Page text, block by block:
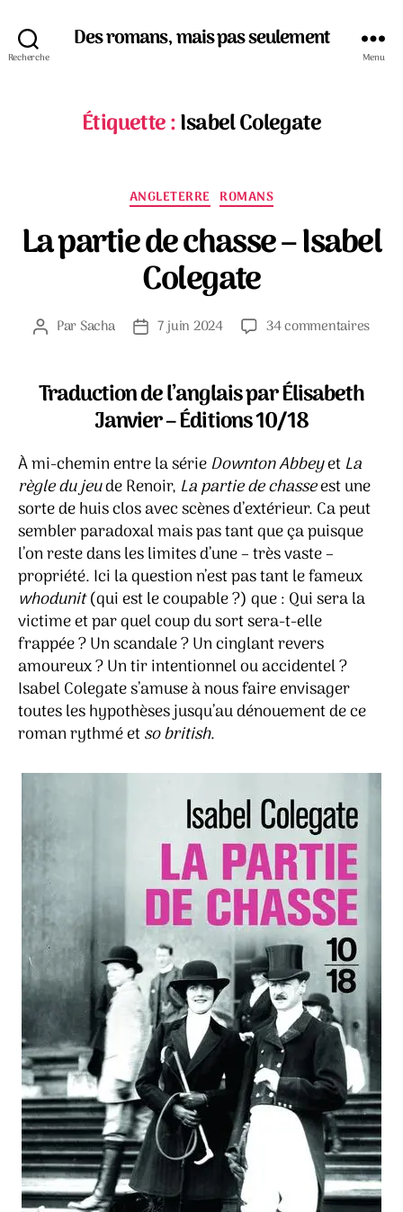
Recherche
Des romans, mais pas seulement
Menu
Étiquette :Isabel Colegate
Catégories
ANGLETERRE ROMANS
La partie de chasse – Isabel
Colegate
Auteur
ParSacha
Date7 juin 2024 34 commentairessur
Traduction de l’anglais par Élisabeth
Janvier – Éditions 10/18
À mi-chemin entre la série Downton Abbeyet La
règle du jeude Renoir, La partie de chasseest une
sorte de huis clos avec scènes d’extérieur. Ca peut
sembler paradoxal mais pas tant que ça puisque
l’on reste dans les limites d’une – très vaste –
propriété. Ici la question n’est pas tant le fameux
whodunit(qui est le coupable ?) que : Qui sera la
victime et par quel coup du sort sera-t-elle
frappée ? Un scandale ? Un cinglant revers
amoureux ? Un tir intentionnel ou accidentel ?
Isabel Colegate s’amuse à nous faire envisager
toutes les hypothèses jusqu’au dénouement de ce
roman rythmé etso british.